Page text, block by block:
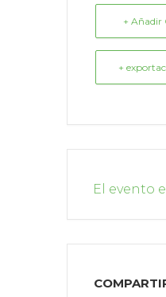
+ Añadir
+
El evento